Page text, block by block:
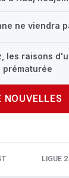
ne viendra
les raisons
prématurée
NOUVELLES
LIGUE